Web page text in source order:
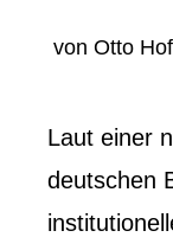
von Otto
Laut einer
deutschen